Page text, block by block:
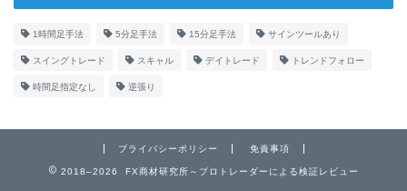
1時間足手法 5分足手法 15分足手法 サインツールあり
スイングトレード スキャル デイトレード トレンドフォロー
時間足指定なし 逆張り
プライバシーポリシー 免責事項
2018–2026 FX商材研究所～プロトレーダーによる検証レビュー